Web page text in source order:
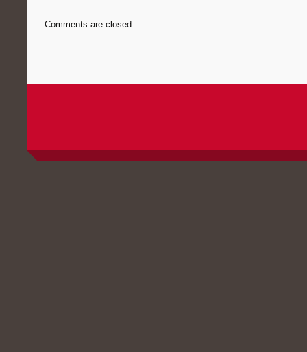
Comments are closed.